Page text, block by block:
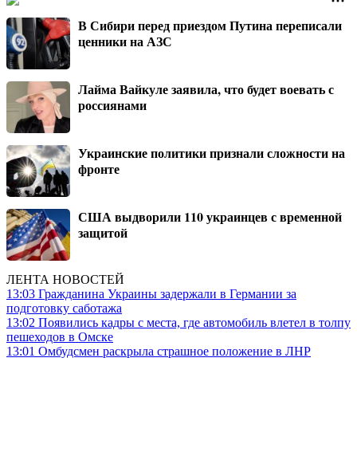
В Сибири перед приездом Путина переписали
ценники на АЗС
Лайма Вайкуле заявила, что будет воевать с
россиянами
Украинские политики признали сложности на
фронте
США выдворили 110 украинцев с временной
защитой
ЛЕНТА НОВОСТЕЙ
13:03 Гражданина Украины задержали в Германии за
подготовку саботажа
13:02 Появились кадры с места, где автомобиль влетел в толпу
пешеходов в Омске
13:01 Омбудсмен раскрыла страшное положение в ЛНР